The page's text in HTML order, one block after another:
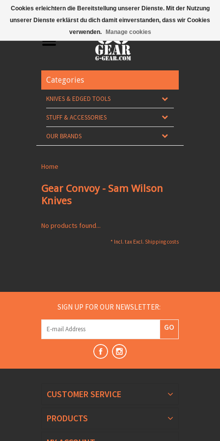
Mobile Menu
Categories
KNIVES & EDGED TOOLS
STUFF & ACCESSORIES
OUR BRANDS
Home
Gear Convoy - Sam Wilson
Knives
No products found...
* Incl. tax Excl. Shipping costs
SIGN UP FOR OUR NEWSLETTER:
GO
CUSTOMER SERVICE
PRODUCTS
Cookies erleichtern die Bereitstellung unserer Dienste. Mit der Nutzung
unserer Dienste erklärst du dich damit einverstanden, dass wir Cookies
verwenden.
Manage cookies